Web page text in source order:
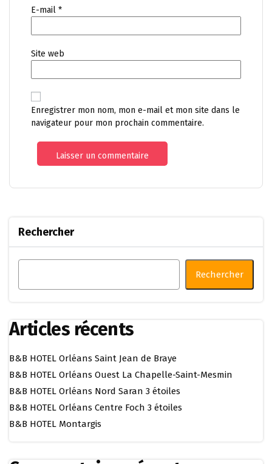
E-mail *
Site web
Enregistrer mon nom, mon e-mail et mon site dans le
navigateur pour mon prochain commentaire.
Rechercher
Rechercher
Articles récents
B&B HOTEL Orléans Saint Jean de Braye
B&B HOTEL Orléans Ouest La Chapelle-Saint-Mesmin
B&B HOTEL Orléans Nord Saran 3 étoiles
B&B HOTEL Orléans Centre Foch 3 étoiles
B&B HOTEL Montargis